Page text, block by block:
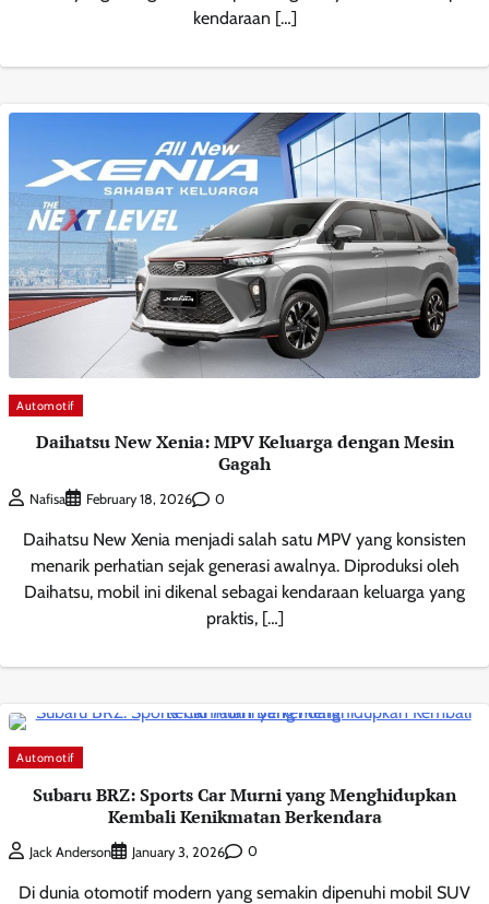
kendaraan […]
Automotif
Daihatsu New Xenia: MPV Keluarga dengan Mesin
Gagah
Nafisa February 18, 2026 0
Daihatsu New Xenia menjadi salah satu MPV yang konsisten
menarik perhatian sejak generasi awalnya. Diproduksi oleh
Daihatsu, mobil ini dikenal sebagai kendaraan keluarga yang
praktis, […]
Automotif
Subaru BRZ: Sports Car Murni yang Menghidupkan
Kembali Kenikmatan Berkendara
Jack Anderson January 3, 2026 0
Di dunia otomotif modern yang semakin dipenuhi mobil SUV